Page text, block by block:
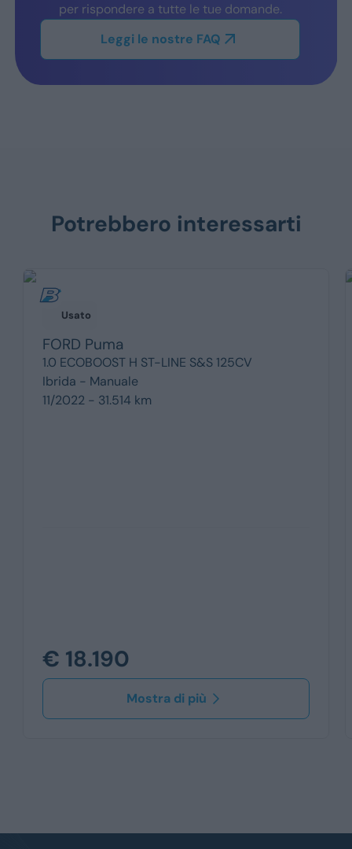
per rispondere a tutte le tue domande.
Leggi le nostre FAQ
Potrebbero interessarti
Usato
FORD Puma
1.0 ECOBOOST H ST-LINE S&S 125CV
Ibrida - Manuale
11/2022 - 31.514 km
€ 18.190
Mostra di più